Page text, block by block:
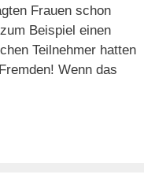
Frauen schon
Beispiel einen
Teilnehmer hatten
Wenn das